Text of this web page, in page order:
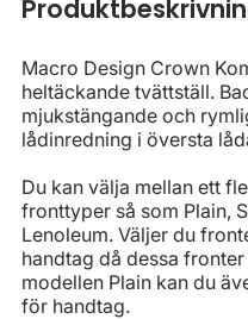
Macro Design Crown
heltäckande tvättställ.
mjukstängande och
lådinredning i översta
Du kan välja mellan ett
fronttyper så som Plain,
Lenoleum. Väljer du
handtag då dessa
modellen Plain kan du
för handtag.